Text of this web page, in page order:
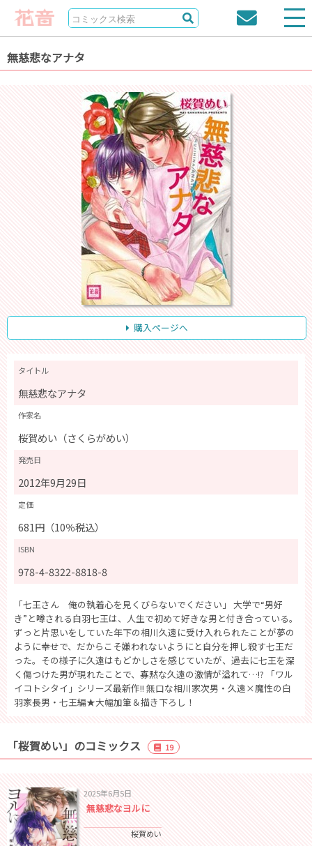
無慈悲なアナタ
購入ページへ
タイトル
無慈悲なアナタ
作家名
桜賀めい（さくらがめい）
発売日
2012年9月29日
定価
681円（10％税込）
ISBN
978-4-8322-8818-8
「七王さん 俺の執着心を見くびらないでください」 大学で“男好
き”と噂される白羽七王は、人生で初めて好きな男と付き合っている。
ずっと片思いをしていた年下の相川久遠に受け入れられたことが夢の
ように幸せで、だからこそ嫌われないようにと自分を押し殺す七王だ
った。その様子に久遠はもどかしさを感じていたが、過去に七王を深
く傷つけた男が現れたことで、寡黙な久遠の激情が溢れて…!? 「ワル
イコトシタイ」シリーズ最新作!! 無口な相川家次男・久遠×魔性の白
羽家長男・七王編★大幅加筆＆描き下ろし！
「桜賀めい」のコミックス 19
2025年6月5日
無慈悲なヨルに
桜賀めい